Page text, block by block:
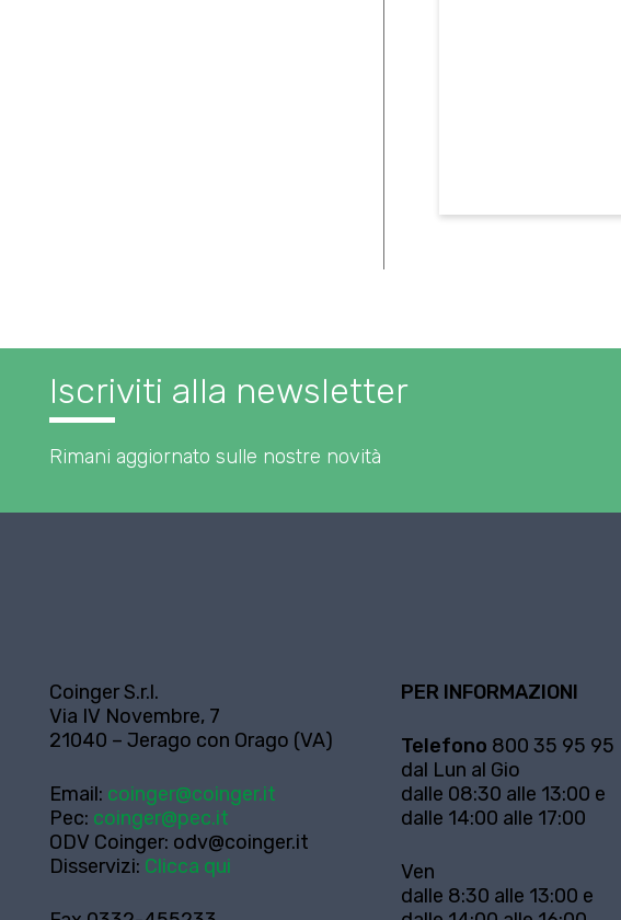
Iscriviti alla newsletter
Rimani aggiornato sulle nostre novità
Coinger S.r.l.
Via IV Novembre, 7
21040 – Jerago con Orago (VA)
Email: coinger@coinger.it
Pec: coinger@pec.it
ODV Coinger: odv@coinger.it
Disservizi: Clicca qui
PER INFORMAZIONI
Telefono 800 35 95 95
dal Lun al Gio
dalle 08:30 alle 13:00 e
dalle 14:00 alle 17:00
Ven
dalle 8:30 alle 13:00 e